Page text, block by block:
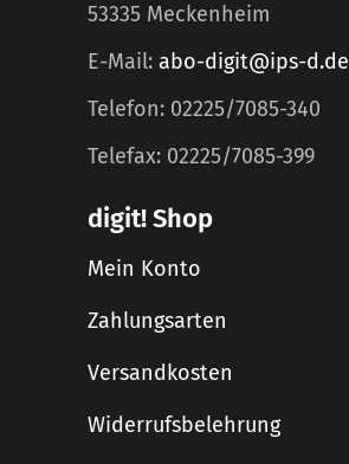
53335 Meckenheim
E-Mail: abo-digit@ips-d.de
Telefon: 02225/7085-340
Telefax: 02225/7085-399
digit! Shop
Mein Konto
Zahlungsarten
Versandkosten
Widerrufsbelehrung